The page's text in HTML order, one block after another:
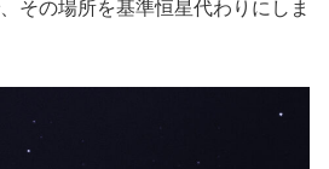
その場所を基準恒星代わりにしま